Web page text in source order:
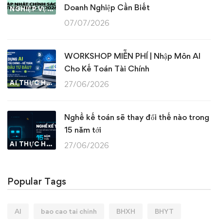
NGHIỆP VỤ KẾ TOÁN & THUẾ
Doanh Nghiệp Cần Biết
07/07/2026
AI THỰC HÀNH
WORKSHOP MIỄN PHÍ | Nhập Môn AI
Cho Kế Toán Tài Chính
27/06/2026
AI THỰC HÀNH
Nghề kế toán sẽ thay đổi thế nào trong
15 năm tới
27/06/2026
Popular Tags
AI bao cao tai chinh BHXH BHYT